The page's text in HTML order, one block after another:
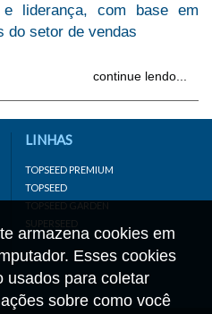
liderança, com base em
do setor de vendas
continue lendo...
armazena cookies em
Esses cookies
usados para coletar
sobre como você
LINHAS
TOPSEED PREMIUM
TOPSEED
TOPSEED GARDEN
SUPERSEED